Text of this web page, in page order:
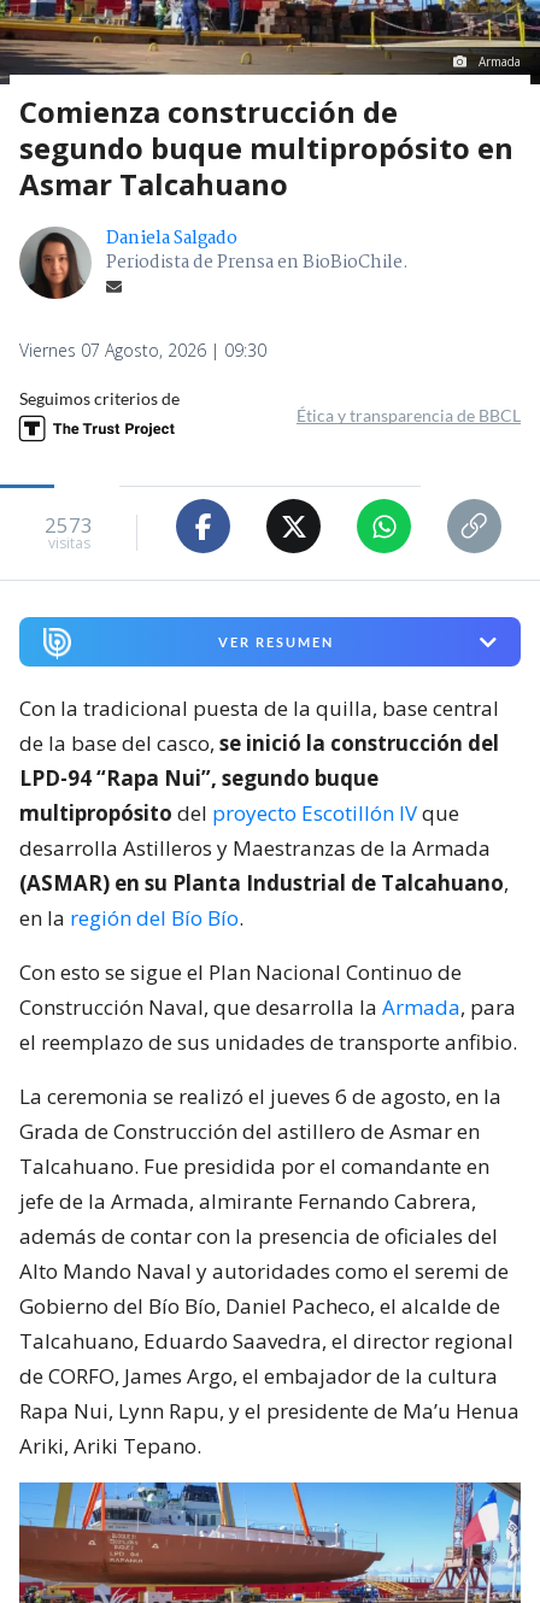
Armada
Comienza construcción de
segundo buque multipropósito en
Asmar Talcahuano
Daniela Salgado
Periodista de Prensa en BioBioChile.
Viernes 07 Agosto, 2026 | 09:30
Seguimos criterios de
Ética y transparencia de BBCL
2573
visitas
VER RESUMEN
Con la tradicional puesta de la quilla, base central
de la base del casco, se inició la construcción del
LPD-94 “Rapa Nui”, segundo buque
multipropósito del proyecto Escotillón IVque
desarrolla Astilleros y Maestranzas de la Armada
(ASMAR) en su Planta Industrial de Talcahuano,
en la región del Bío Bío.
Con esto se sigue el Plan Nacional Continuo de
Construcción Naval, que desarrolla la Armada, para
el reemplazo de sus unidades de transporte anfibio.
La ceremonia se realizó el jueves 6 de agosto, en la
Grada de Construcción del astillero de Asmar en
Talcahuano. Fue presidida por el comandante en
jefe de la Armada, almirante Fernando Cabrera,
además de contar con la presencia de oficiales del
Alto Mando Naval y autoridades como el seremi de
Gobierno del Bío Bío, Daniel Pacheco, el alcalde de
Talcahuano, Eduardo Saavedra, el director regional
de CORFO, James Argo, el embajador de la cultura
Rapa Nui, Lynn Rapu, y el presidente de Ma’u Henua
Ariki, Ariki Tepano.